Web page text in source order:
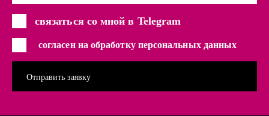
связаться со мной в Telegram
согласен на обработку персональных данных